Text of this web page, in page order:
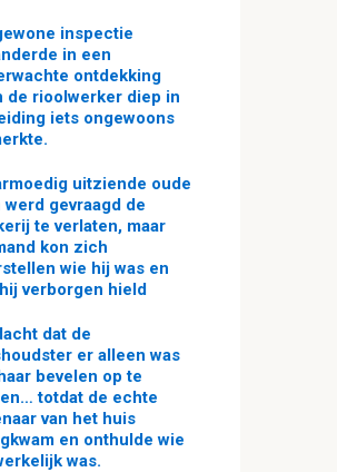
inspectie
in een
ontdekking
de rioolwerker diep in
iets ongewoons
uitziende oude
werd gevraagd de
te verlaten, maar
kon zich
wie hij was en
verborgen hield
dat de
er alleen was
bevelen op te
totdat de echte
van het huis
en onthulde wie
was.